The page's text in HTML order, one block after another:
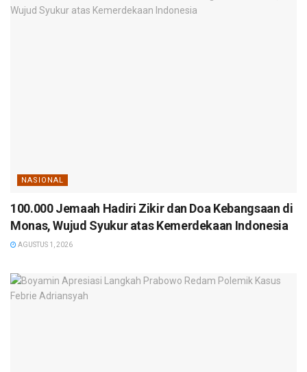
NASIONAL
100.000 Jemaah Hadiri Zikir dan Doa Kebangsaan di
Monas, Wujud Syukur atas Kemerdekaan Indonesia
AGUSTUS 1, 2026